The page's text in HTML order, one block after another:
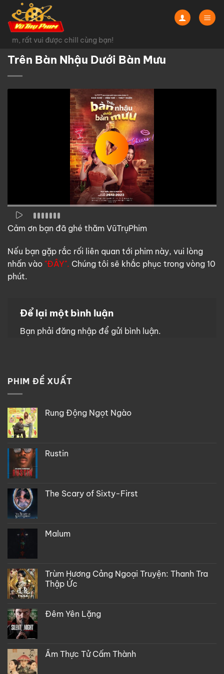
Chuyển
đến
nội
dung rất vui được chill cùng bạn!
Trên Bàn Nhậu Dưới Bàn Mưu
Cảm ơn bạn đã ghé thăm VũTrụPhim
Nếu bạn gặp rắc rối liên quan tới phim này, vui lòng
nhấn vào "ĐÂY". Chúng tôi sẽ khắc phục trong vòng 10
phút.
Để lại một bình luận
Bạn phải đăng nhập để gửi bình luận.
PHIM ĐỀ XUẤT
Rung Động Ngọt Ngào
Rustin
The Scary of Sixty-First
Malum
Trùm Hương Cảng Ngoại Truyện: Thanh Tra
Thập Ức
Đêm Yên Lặng
Ẩm Thực Tử Cấm Thành